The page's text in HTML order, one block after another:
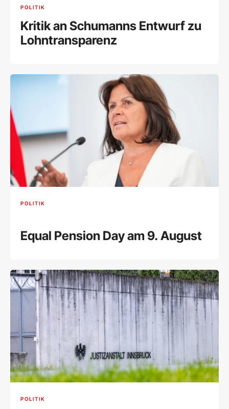
POLITIK
Kritik an Schumanns Entwurf zu
Lohntransparenz
POLITIK
Equal Pension Day am 9. August
POLITIK